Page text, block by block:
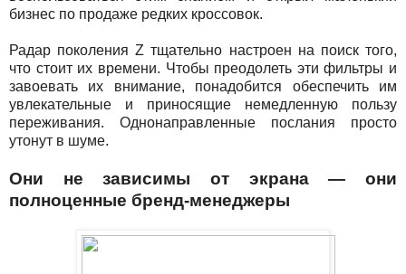
бизнес по продаже редких кроссовок.
Радар поколения Z тщательно настроен на поиск того,
что стоит их времени. Чтобы преодолеть эти фильтры и
завоевать их внимание, понадобится обеспечить им
увлекательные и приносящие немедленную пользу
переживания. Однонаправленные послания просто
утонут в шуме.
Они не зависимы от экрана — они
полноценные бренд-менеджеры